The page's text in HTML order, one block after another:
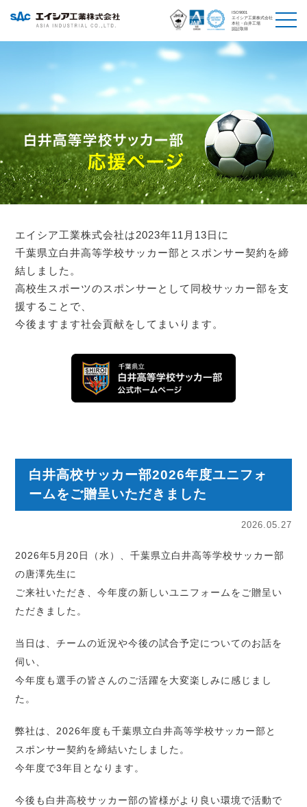
ISO9001
エイシア工業株式会社
本社・白井工場
認証取得
エイシア工業株式会社は2023年11月13日に
千葉県立白井高等学校サッカー部とスポンサー契約を締
結しました。
高校生スポーツのスポンサーとして同校サッカー部を支
援することで、
今後ますます社会貢献をしてまいります。
白井高校サッカー部2026年度ユニフォ
ームをご贈呈いただきました
2026.05.27
2026年5月20日（水）、千葉県立白井高等学校サッカー部
の唐澤先生に
ご来社いただき、今年度の新しいユニフォームをご贈呈い
ただきました。
当日は、チームの近況や今後の試合予定についてのお話を
伺い、
今年度も選手の皆さんのご活躍を大変楽しみに感じまし
た。
弊社は、2026年度も千葉県立白井高等学校サッカー部と
スポンサー契約を締結いたしました。
今年度で3年目となります。
今後も白井高校サッカー部の皆様がより良い環境で活動で